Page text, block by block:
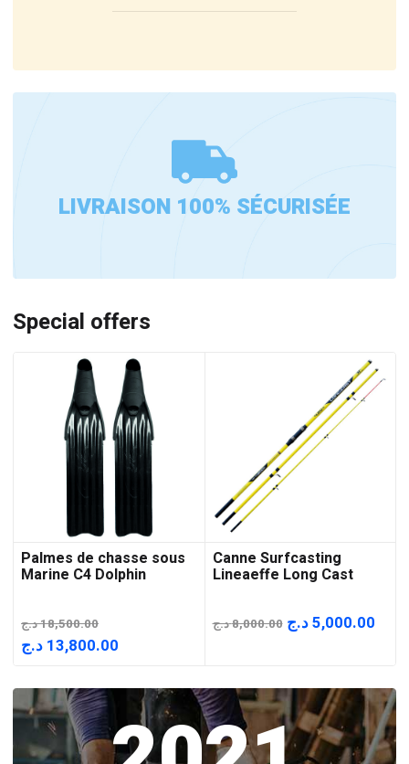
LIVRAISON 100% SÉCURISÉE
Special offers
Palmes de chasse sous
Marine C4 Dolphin
18,500.00د.ج
Le
initial
était :
18,500.00 د.ج.
13,800.00 د.ج
actuel
est :
13,800.00 د.ج.
Canne Surfcasting
Lineaeffe Long Cast
8,000.00د.ج
Le
était :
8,000.00 د.ج.
5,000.00د.ج
Le
est :